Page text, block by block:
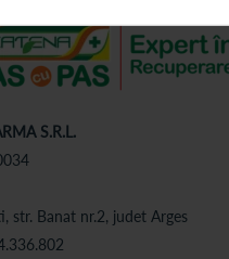
S.R.L.
str. Banat nr.2, judet Arges